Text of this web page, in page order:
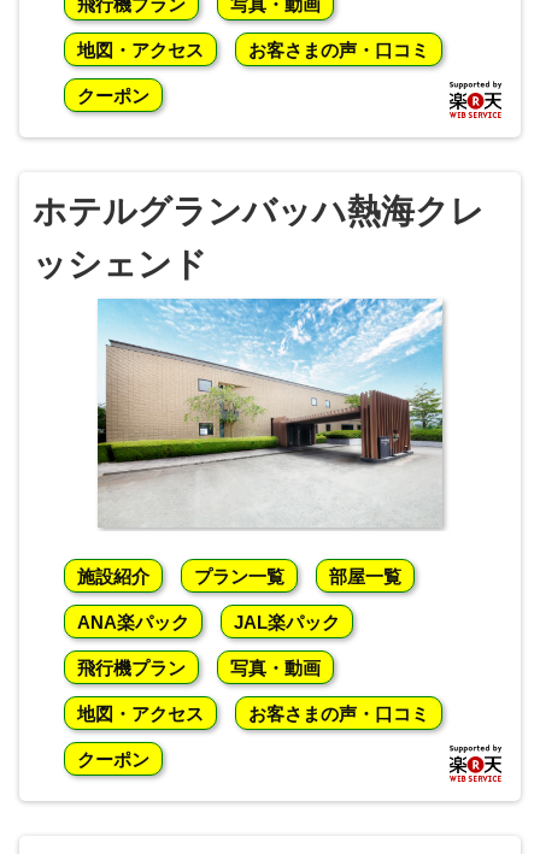
飛行機プラン 写真・動画
地図・アクセス お客さまの声・口コミ
クーポン
ホテルグランバッハ熱海クレ
ッシェンド
施設紹介 プラン一覧 部屋一覧
ANA楽パック JAL楽パック
飛行機プラン 写真・動画
地図・アクセス お客さまの声・口コミ
クーポン